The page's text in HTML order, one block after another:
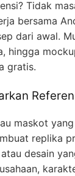
Tidak
bersama
dari awal.
hingga
gratis.
maskot
replika
desain